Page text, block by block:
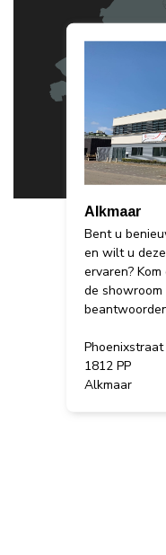
Alkmaar
Bent u
en wilt u
ervaren?
de
1812 PP
Alkmaar